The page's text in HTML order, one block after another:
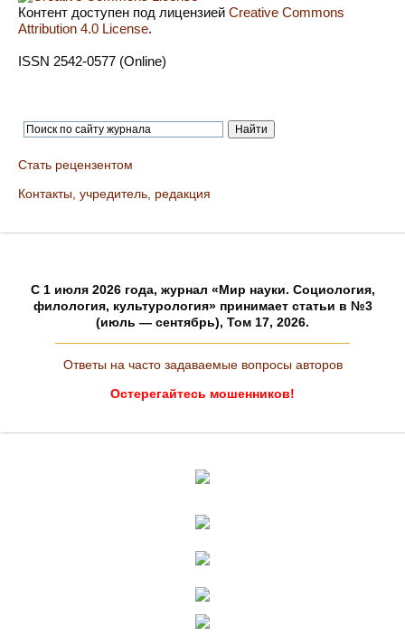
Контент доступен под лицензией Creative Commons
Attribution 4.0 License.
ISSN 2542-0577 (Online)
Стать рецензентом
Контакты, учредитель, редакция
C 1 июля 2026 года, журнал «Мир науки. Социология,
филология, культурология» принимает статьи в №3
(июль — сентябрь), Том 17, 2026.
Ответы на часто задаваемые вопросы авторов
Остерегайтесь мошенников!